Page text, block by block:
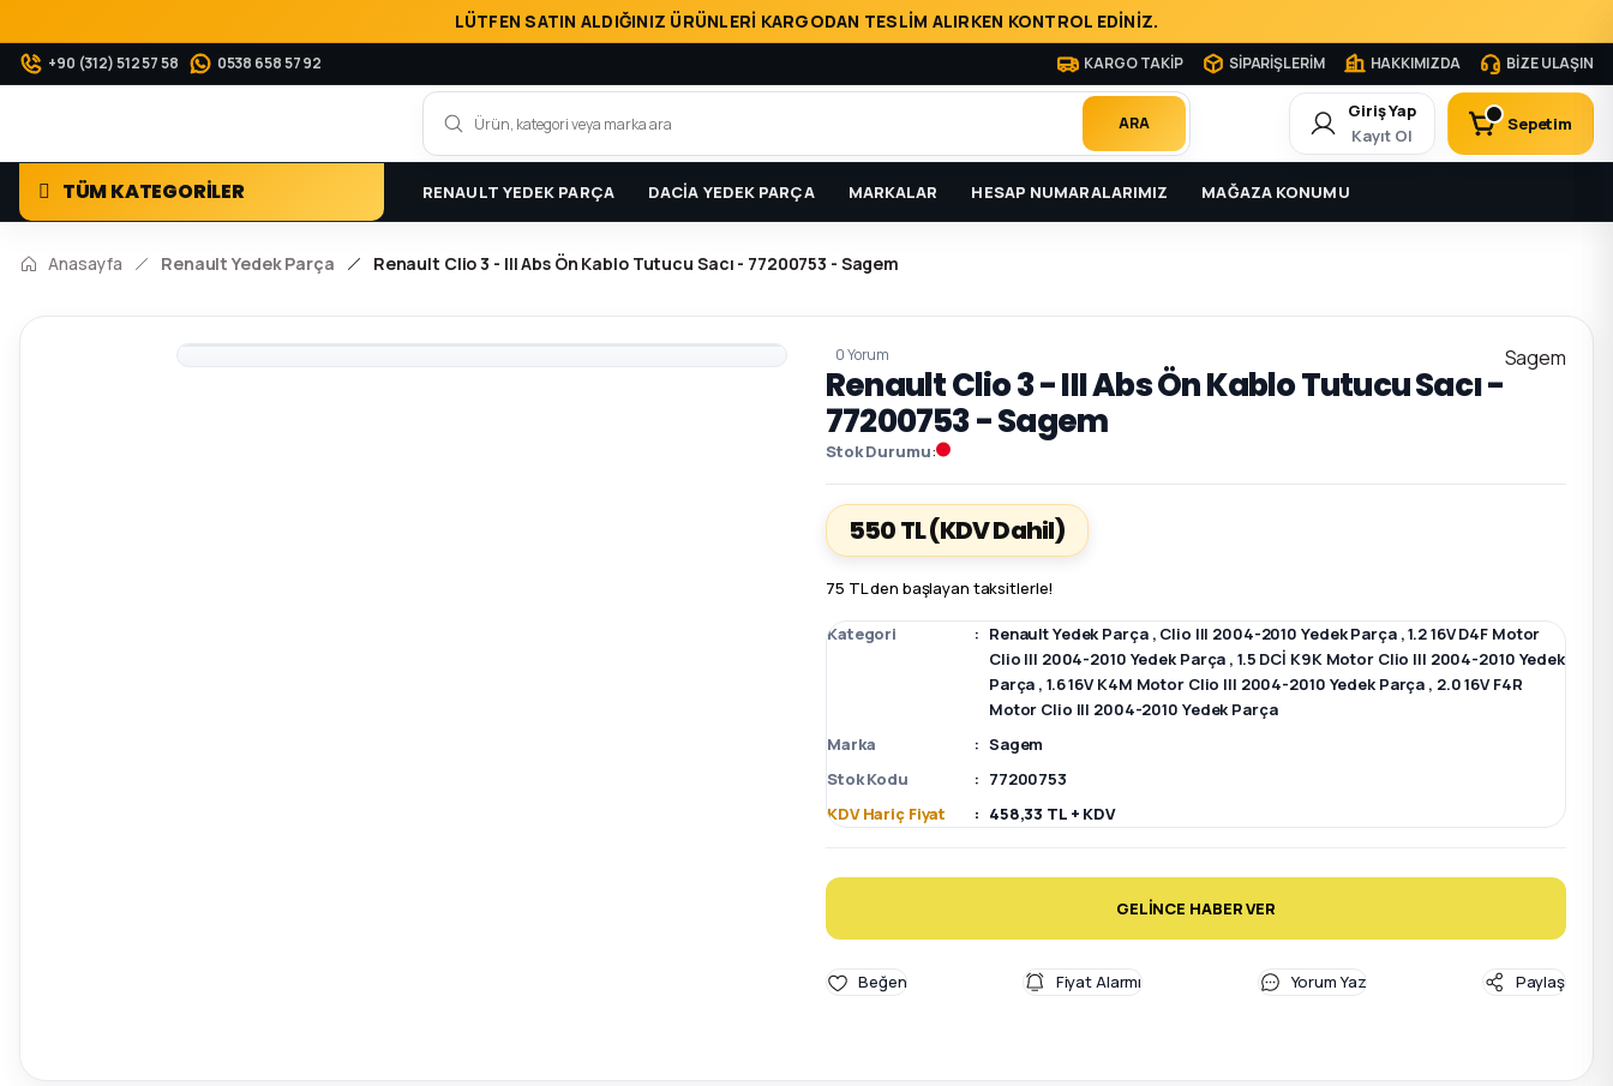
LÜTFEN SATIN ALDIĞINIZ ÜRÜNLERİ KARGODAN TESLİM ALIRKEN KONTROL EDİNİZ.
+90 (312) 512 57 58 0538 658 57 92 KARGO TAKİP SİPARİŞLERİM HAKKIMIZDA BİZE ULAŞIN
ARA
Giriş Yap
Kayıt Ol
Sepetim
TÜM KATEGORİLER RENAULT YEDEK PARÇA DACİA YEDEK PARÇA MARKALAR HESAP NUMARALARIMIZ MAĞAZA KONUMU
Anasayfa Renault Yedek Parça Renault Clio 3 - III Abs Ön Kablo Tutucu Sacı - 77200753 - Sagem
0 Yorum
Renault Clio 3 - III Abs Ön Kablo Tutucu Sacı -
77200753 - Sagem
Stok Durumu
Sagem
550 TL(KDV Dahil)
75 TL den başlayan taksitlerle!
Kategori Renault Yedek Parça , Clio III 2004-2010 Yedek Parça ,1.2 16V D4F Motor
Clio III 2004-2010 Yedek Parça , 1.5 DCİ K9K Motor Clio III 2004-2010 Yedek
Parça , 1.6 16V K4M Motor Clio III 2004-2010 Yedek Parça , 2.0 16V F4R
Motor Clio III 2004-2010 Yedek Parça
Marka
Sagem
Stok Kodu
77200753
KDV Hariç Fiyat
458,33 TL + KDV
GELİNCE HABER VER
Fiyat Alarmı Yorum Yaz Paylaş